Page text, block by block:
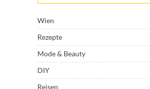
Wien
Rezepte
Mode & Beauty
DIY
Reisen